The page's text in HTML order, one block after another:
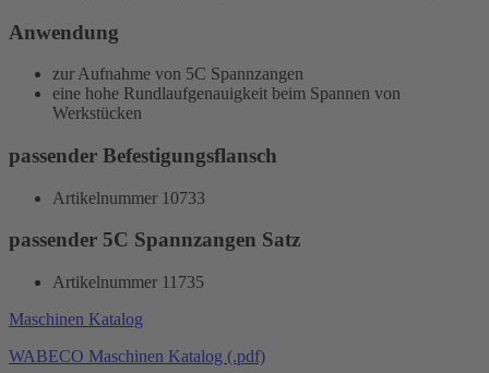
Anwendung
zur Aufnahme von 5C Spannzangen
eine hohe Rundlaufgenauigkeit beim Spannen von
Werkstücken
passender Befestigungsflansch
Artikelnummer 10733
passender 5C Spannzangen Satz
Artikelnummer 11735
Maschinen Katalog
WABECO Maschinen Katalog (.pdf)